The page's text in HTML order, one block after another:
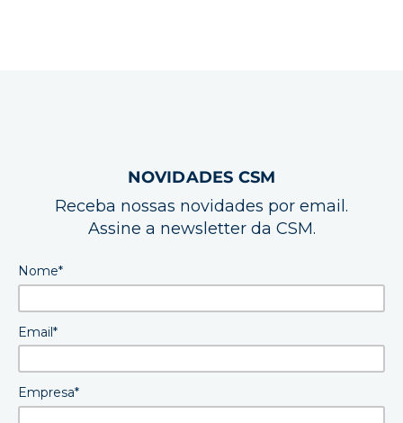
NOVIDADES CSM
Receba nossas novidades por email.
Assine a newsletter da CSM.
Nome*
Email*
Empresa*